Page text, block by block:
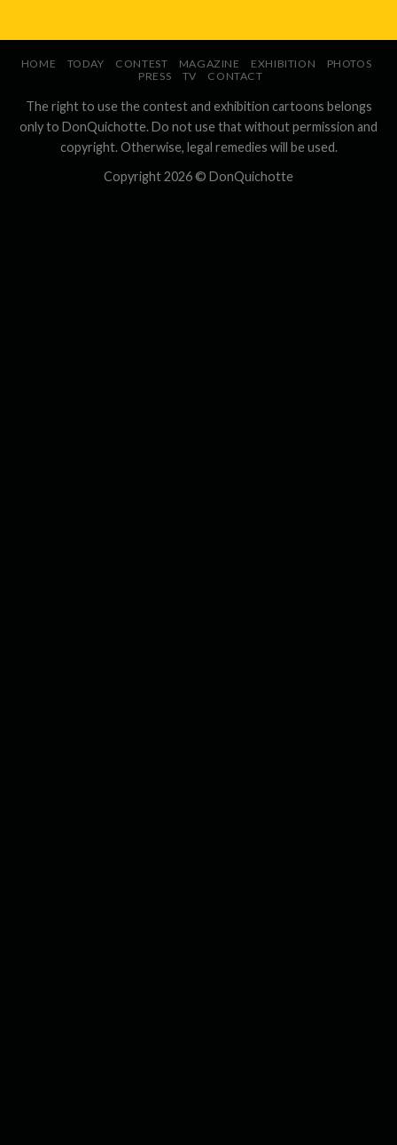
HOME TODAY CONTEST MAGAZINE EXHIBITION
PHOTOS
PRESS
TV CONTACT
The right to use the contest and exhibition cartoons belongs
only to DonQuichotte. Do not use that without permission and
copyright. Otherwise, legal remedies will be used.
Copyright 2026 © DonQuichotte